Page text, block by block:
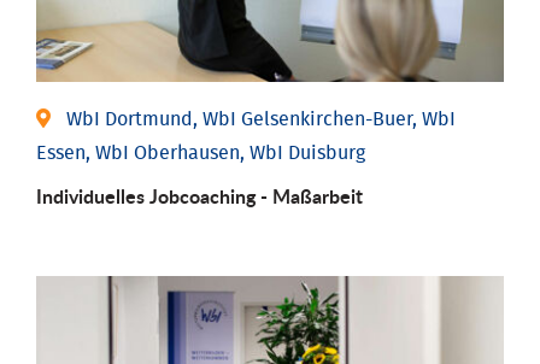
WbI Dortmund, WbI Gelsenkirchen-Buer, WbI
Essen, WbI Oberhausen, WbI Duisburg
Individu­elles Job­coaching - Maßarbeit